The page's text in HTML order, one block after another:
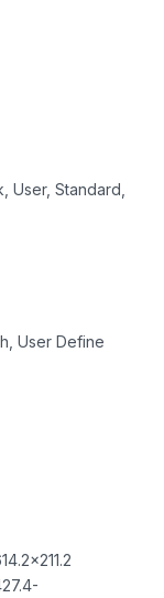
User, Standard,
User Define